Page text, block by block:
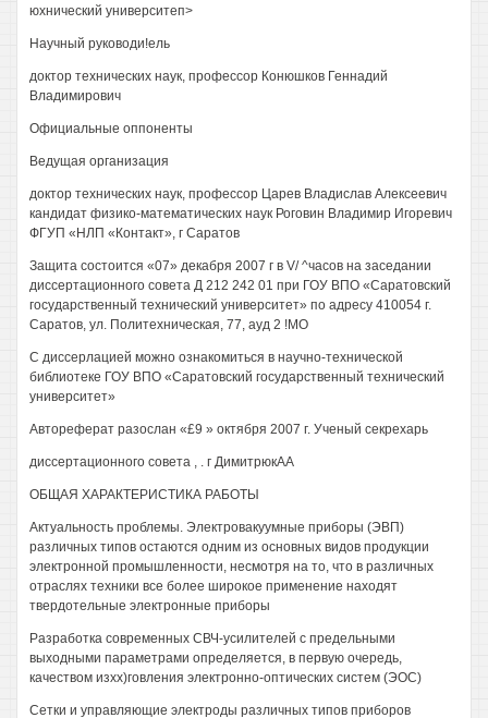
юхнический университеп>
Научный руководи!ель
доктор технических наук, профессор Конюшков Геннадий
Владимирович
Официальные оппоненты
Ведущая организация
доктор технических наук, профессор Царев Владислав Алексеевич
кандидат физико-математических наук Роговин Владимир Игоревич
ФГУП «НЛП «Контакт», г Саратов
Защита состоится «07» декабря 2007 г в V/ ^часов на заседании
диссертационного совета Д 212 242 01 при ГОУ ВПО «Саратовский
государственный технический университет» по адресу 410054 г.
Саратов, ул. Политехническая, 77, ауд 2 !МО
С диссерлацией можно ознакомиться в научно-технической
библиотеке ГОУ ВПО «Саратовский государственный технический
университет»
Автореферат разослан «£9 » октября 2007 г. Ученый секрехарь
диссертационного совета , . г ДимитрюкАА
ОБЩАЯ ХАРАКТЕРИСТИКА РАБОТЫ
Актуальность проблемы. Электровакуумные приборы (ЭВП)
различных типов остаются одним из основных видов продукции
электронной промышленности, несмотря на то, что в различных
отраслях техники все более широкое применение находят
твердотельные электронные приборы
Разработка современных СВЧ-усилителей с предельными
выходными параметрами определяется, в первую очередь,
качеством изхх)говления электронно-оптических систем (ЭОС)
Сетки и управляющие электроды различных типов приборов